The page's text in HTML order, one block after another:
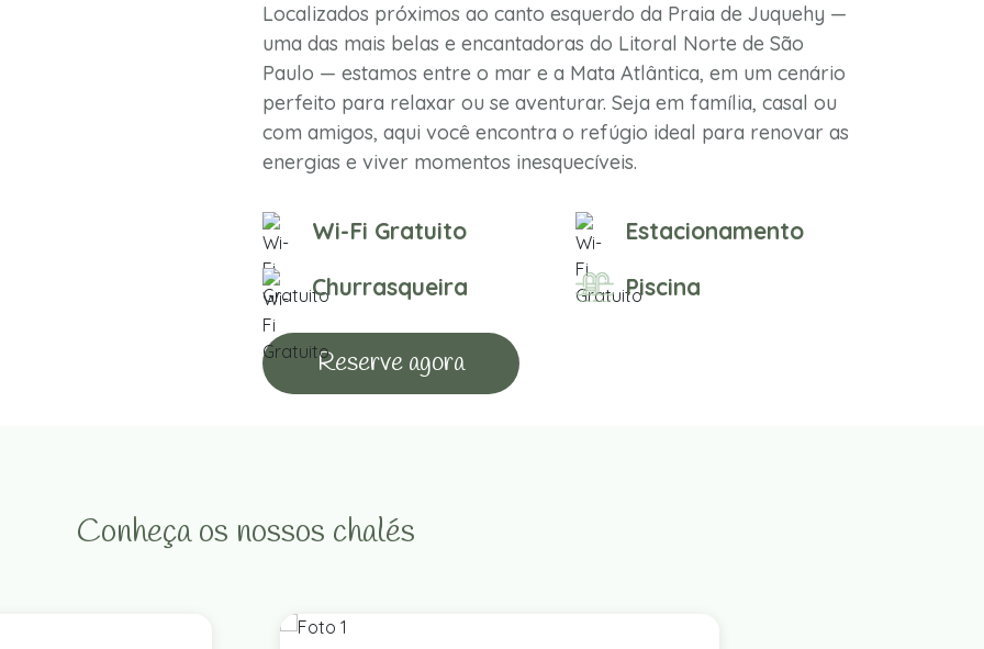
Localizados próximos ao canto esquerdo da Praia de Juquehy —
uma das mais belas e encantadoras do Litoral Norte de São
Paulo — estamos entre o mar e a Mata Atlântica, em um cenário
perfeito para relaxar ou se aventurar. Seja em família, casal ou
com amigos, aqui você encontra o refúgio ideal para renovar as
energias e viver momentos inesquecíveis.
Wi-Fi Gratuito
Estacionamento
Churrasqueira
Piscina
Reserve agora
Conheça os nossos chalés